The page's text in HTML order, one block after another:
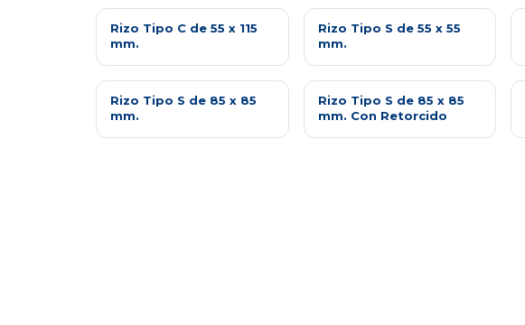
Rizo Tipo C de 55 x 115
mm.
Rizo Tipo S de 55 x 55
mm.
Rizo Tipo S de 85 x 85
mm.
Rizo Tipo S de 85 x 85
mm. Con Retorcido